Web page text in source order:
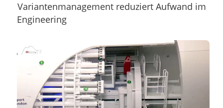
Variantenmanagement reduziert Aufwand im
Engineering